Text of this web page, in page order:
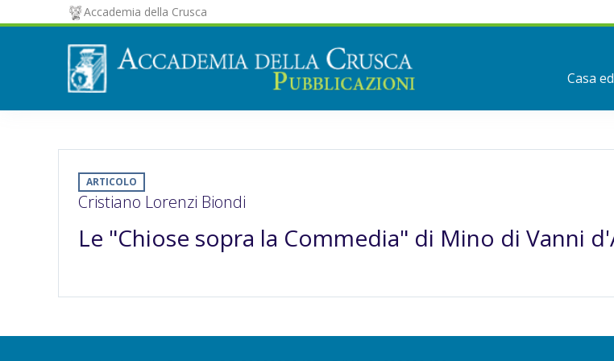
Accademia della Crusca
Casa
ARTICOLO
Cristiano Lorenzi Biondi
Le "Chiose sopra la Commedia" di Mino di Vanni